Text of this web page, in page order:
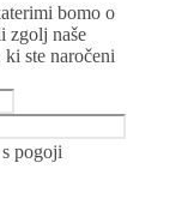
bomo o
zgolj naše
ste naročeni
pogoji